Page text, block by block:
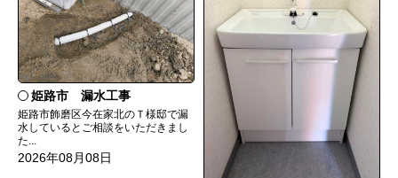
姫路市 漏水工事
姫路市飾磨区今在家北のＴ様邸で漏
水しているとご相談をいただきまし
た...
2026年08月08日